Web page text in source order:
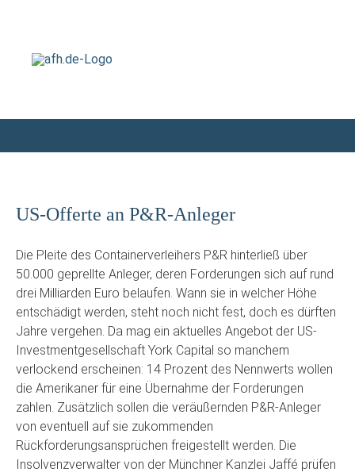
US-Offerte an P&R-Anleger
Die Pleite des Containerverleihers P&R hinterließ über
50.000 geprellte Anleger, deren Forderungen sich auf rund
drei Milliarden Euro belaufen. Wann sie in welcher Höhe
entschädigt werden, steht noch nicht fest, doch es dürften
Jahre vergehen. Da mag ein aktuelles Angebot der US-
Investmentgesellschaft York Capital so manchem
verlockend erscheinen: 14 Prozent des Nennwerts wollen
die Amerikaner für eine Übernahme der Forderungen
zahlen. Zusätzlich sollen die veräußernden P&R-Anleger
von eventuell auf sie zukommenden
Rückforderungsansprüchen freigestellt werden. Die
Insolvenzverwalter von der Münchner Kanzlei Jaffé prüfen